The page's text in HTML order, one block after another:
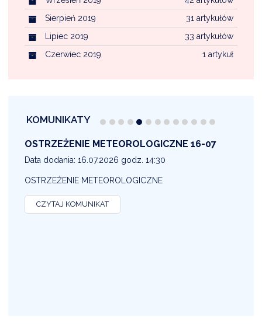
31 artykułów
Sierpień 2019
33 artykułów
Lipiec 2019
1 artykuł
Czerwiec 2019
KOMUNIKATY
OSTRZEŻENIE METEOROLOGICZNE 16-07
Data dodania: 16.07.2026 godz. 14:30
OSTRZEŻENIE METEOROLOGICZNE
CZYTAJ KOMUNIKAT